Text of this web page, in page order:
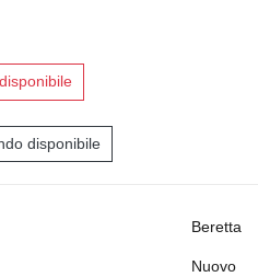
disponibile
Beretta
Nuovo